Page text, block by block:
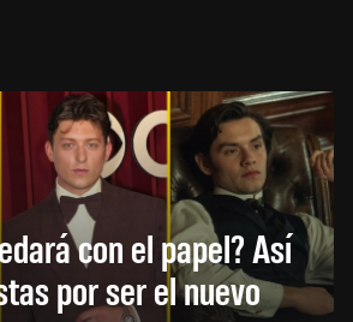
con el papel? Así
por ser el nuevo